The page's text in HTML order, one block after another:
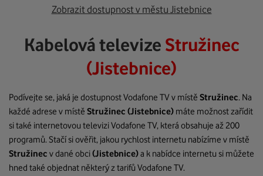
Zobrazit dostupnost v městu Jistebnice
Kabelová televize Stružinec
(Jistebnice)
Podívejte se, jaká je dostupnost Vodafone TV v místě Stružinec. Na
každé adrese v místě Stružinec (Jistebnice) máte možnost zařídit
si také internetovou televizi Vodafone TV, která obsahuje až 200
programů. Stačí si ověřit, jakou rychlost internetu nabízíme v místě
Stružinec v dané obci(Jistebnice)a k nabídce internetu si můžete
hned také objednat některý z tarifů Vodafone TV.